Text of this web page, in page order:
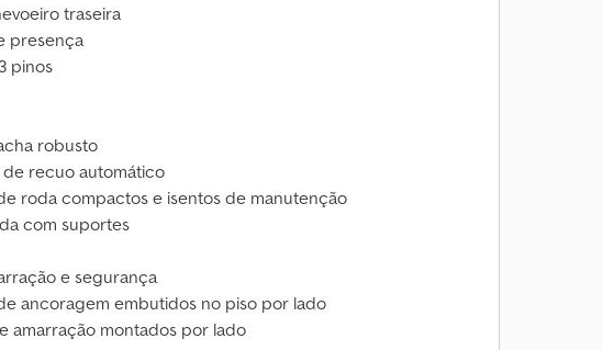
traseira
presença
pinos
robusto
de recuo automático
roda compactos e isentos de manutenção
com suportes
e segurança
ancoragem embutidos no piso por lado
amarração montados por lado